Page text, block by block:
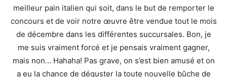
meilleur pain italien qui soit, dans le but de remporter le
concours et de voir notre œuvre être vendue tout le mois
de décembre dans les différentes succursales. Bon, je
me suis vraiment forcé et je pensais vraiment gagner,
mais non… Hahaha! Pas grave, on s’est bien amusé et on
a eu la chance de déguster la toute nouvelle bûche de